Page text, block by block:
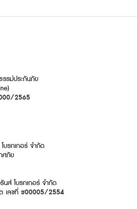
รม์ประกันภัย
2565
บรกเกอร์ จำกัด
ศภัย
นส์ โบรกเกอร์ จำกัด
เลขที่ ช00005/2554